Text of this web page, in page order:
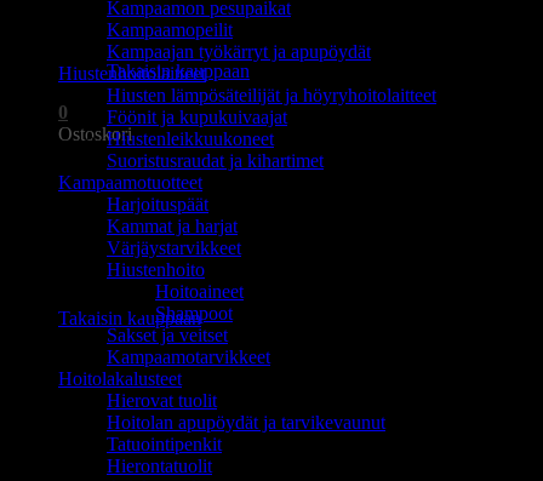
Ostoskori on tyhjä.
Takaisin kauppaan
0
Ostoskori
Ostoskori on tyhjä.
Takaisin kauppaan
Kampaamon pesupaikat
Kampaamopeilit
Kampaajan työkärryt ja apupöydät
Hiustenhoitolaitteet
Hiusten lämpösäteilijät ja höyryhoitolaitteet
Föönit ja kupukuivaajat
Hiustenleikkuukoneet
Suoristusraudat ja kihartimet
Kampaamotuotteet
Harjoituspäät
Kammat ja harjat
Värjäystarvikkeet
Hiustenhoito
Hoitoaineet
Shampoot
Sakset ja veitset
Kampaamotarvikkeet
Hoitolakalusteet
Hierovat tuolit
Hoitolan apupöydät ja tarvikevaunut
Tatuointipenkit
Hierontatuolit